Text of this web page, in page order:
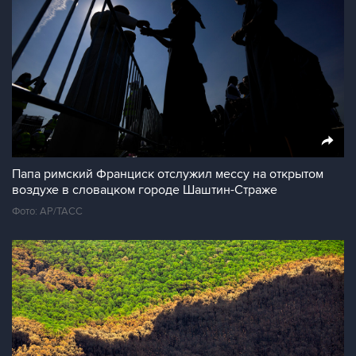
Папа римский Франциск отслужил мессу на открытом
воздухе в словацком городе Шаштин-Страже
Фото: АР/ТАСС